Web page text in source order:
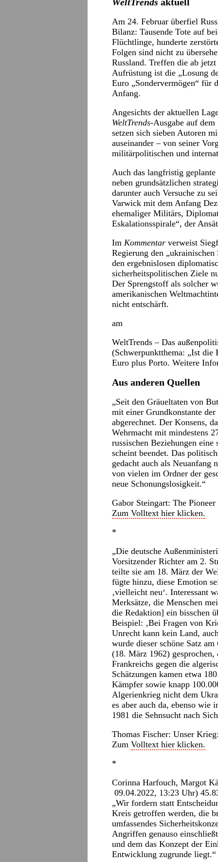
Am 24. Februar überfiel
Bilanz: Tausende Tote auf
Flüchtlinge, hunderte
Folgen sind nicht zu
Russland. Treffen die ab
Aufrüstung ist die „Losung
Euro „Sondervermögen“ für
Anfang.
Angesichts der aktuellen
WeltTrends-Ausgabe auf
setzen sich sieben Autoren
auseinander – von seiner
militärpolitischen und
Auch das langfristig geplante
neben grundsätzlichen
darunter auch Versuche zu
Varwick mit dem Anfang
ehemaliger Militärs,
Eskalationsspirale“, der
Im Kommentar verweist
Regierung den
den ergebnislosen
sicherheitspolitischen Ziele
Der Sprengstoff als solcher
amerikanischen
nicht entschärft.
am
WeltTrends – Das
(Schwerpunktthema: „Ist die
Euro plus Porto. Weitere
Aus anderen Quellen
„Seit den Gräueltaten von
mit einer Grundkonstante
abgerechnet. Der Konsens,
Wehrmacht mit mindestens
russischen Beziehungen
scheint beendet. Das
gedacht auch als Neuanfang
von vielen im Ordner der
neue Schonungslosigkeit.“
Gabor Steingart: The
Zum Volltext hier klicken.
*
„Die deutsche
Vorsitzender Richter am 2.
teilte sie am 18. März der
fügte hinzu, diese Emotion
‚vielleicht neu‘. Interessant
Merksätze, die Menschen
die Redaktion] ein bisschen
Beispiel: ‚Bei Fragen von
Unrecht kann kein Land,
wurde dieser schöne Satz
(18. März 1962)
Frankreichs gegen die
Schätzungen kamen etwa
Kämpfer sowie knapp
Algerienkrieg nicht dem
es aber auch da, ebenso wie
1981 die Sehnsucht nach
Thomas Fischer: Unser
Zum Volltext hier klicken.
*
Corinna Harfouch, Margot
09.04.2022, 13:23 Uhr)
„Wir fordern statt
Kreis getroffen werden, die
umfassendes
Angriffen genauso
und dem das Konzept der
Entwicklung zugrunde liegt.“